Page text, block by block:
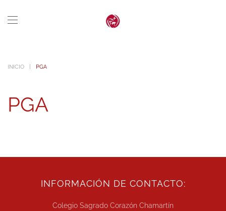
INICIO PGA
PGA
INFORMACIÓN DE CONTACTO:
Colegio Sagrado Corazón Chamartín